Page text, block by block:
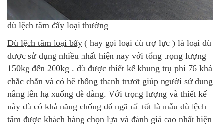
dù lệch tâm đẩy loại thường
Dù lệch tâm loại bẩy ( hay gọi loại dù trợ lực ) là loại dù
được sử dụng nhiều nhất hiện nay với tổng trọng lượng
150kg đến 200kg . dù được thiết kế khung trụ phi 76 khá
chắc chắn và có hệ thống thanh trượt giúp người sử dụng
nâng lên hạ xuống dễ dàng. Với trọng lượng và thiết kế
này dù có khả năng chống đổ ngã rất tốt là mẫu dù lệch
tâm được khách hàng chọn lựa và đánh giá cao nhất hiện